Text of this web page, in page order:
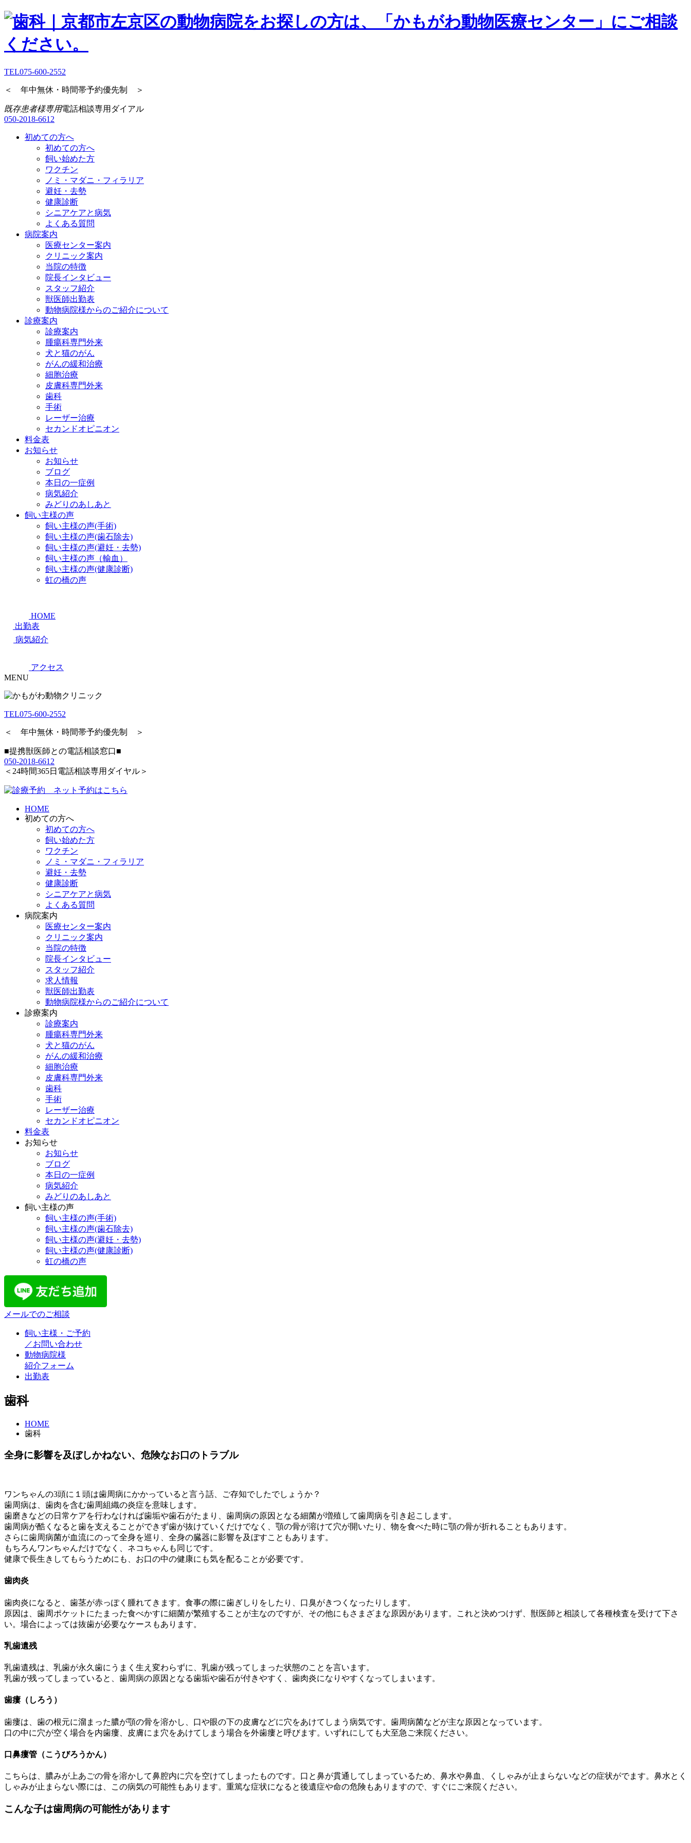
TEL075-600-2552
＜ 年中無休・時間帯予約優先制 ＞
既存患者様専用電話相談専用ダイアル
050-2018-6612
初めての方へ
初めての方へ
飼い始めた方
ワクチン
ノミ・マダニ・フィラリア
避妊・去勢
健康診断
シニアケアと病気
よくある質問
病院案内
医療センター案内
クリニック案内
当院の特徴
院長インタビュー
スタッフ紹介
獣医師出勤表
動物病院様からのご紹介について
診療案内
診療案内
腫瘍科専門外来
犬と猫のがん
がんの緩和治療
細胞治療
皮膚科専門外来
歯科
手術
レーザー治療
セカンドオピニオン
料金表
お知らせ
お知らせ
ブログ
本日の一症例
病気紹介
みどりのあしあと
飼い主様の声
飼い主様の声(手術)
飼い主様の声(歯石除去)
飼い主様の声(避妊・去勢)
飼い主様の声（輸血）
飼い主様の声(健康診断)
虹の橋の声
HOME
出勤表
病気紹介
アクセス
MENU
TEL075-600-2552
＜ 年中無休・時間帯予約優先制 ＞
■提携獣医師との電話相談窓口■
050-2018-6612
＜24時間365日電話相談専用ダイヤル＞
HOME
初めての方へ
初めての方へ
飼い始めた方
ワクチン
ノミ・マダニ・フィラリア
避妊・去勢
健康診断
シニアケアと病気
よくある質問
病院案内
医療センター案内
クリニック案内
当院の特徴
院長インタビュー
スタッフ紹介
求人情報
獣医師出勤表
動物病院様からのご紹介について
診療案内
診療案内
腫瘍科専門外来
犬と猫のがん
がんの緩和治療
細胞治療
皮膚科専門外来
歯科
手術
レーザー治療
セカンドオピニオン
料金表
お知らせ
お知らせ
ブログ
本日の一症例
病気紹介
みどりのあしあと
飼い主様の声
飼い主様の声(手術)
飼い主様の声(歯石除去)
飼い主様の声(避妊・去勢)
飼い主様の声(健康診断)
虹の橋の声
メールでのご相談
飼い主様・ご予約
／お問い合わせ
動物病院様
紹介フォーム
出勤表
歯科
HOME
歯科
全身に影響を及ぼしかねない、危険なお口のトラブル
ワンちゃんの3頭に１頭は歯周病にかかっていると言う話、ご存知でしたでしょうか？
歯周病は、歯肉を含む歯周組織の炎症を意味します。
歯磨きなどの日常ケアを行わなければ歯垢や歯石がたまり、歯周病の原因となる細菌が増殖して歯周病を引き起こします。
歯周病が酷くなると歯を支えることができず歯が抜けていくだけでなく、顎の骨が溶けて穴が開いたり、物を食べた時に顎の骨が折れることもあります。
さらに歯周病菌が血流にのって全身を巡り、 全身の臓器に影響を及ぼすこともあります。
もちろんワンちゃんだけでなく、ネコちゃんも同じです。
健康で長生きしてもらうためにも、お口の中の健康にも気を配ることが必要です。
歯肉炎
歯肉炎になると、歯茎が赤っぽく腫れてきます。食事の際に歯ぎしりをしたり、口臭がきつくなったりします。
原因は、歯周ポケットにたまった食べかすに細菌が繁殖することが主なのですが、その他にもさまざまな原因があります。これと決めつけず、獣医師と相談して各種検査を受けて下さ
い。場合によっては抜歯が必要なケースもあります。
乳歯遺残
乳歯遺残は、乳歯が永久歯にうまく生え変わらずに、乳歯が残ってしまった状態のことを言います。
乳歯が残ってしまっていると、歯周病の原因となる歯垢や歯石が付きやすく、歯肉炎になりやすくなってしまいます。
歯瘻（しろう）
歯瘻は、歯の根元に溜まった膿が顎の骨を溶かし、口や眼の下の皮膚などに穴をあけてしまう病気です。歯周病菌などが主な原因となっています。
口の中に穴が空く場合を内歯瘻、皮膚にま穴をあけてしまう場合を外歯瘻と呼びます。いずれにしても大至急ご来院ください。
口鼻瘻管（こうびろうかん）
こちらは、膿みが上あごの骨を溶かして鼻腔内に穴を空けてしまったものです。口と鼻が貫通してしまっているため、鼻水や鼻血、くしゃみが止まらないなどの症状がでます。鼻水とく
しゃみが止まらない際には、この病気の可能性もあります。重篤な症状になると後遺症や命の危険もありますので、すぐにご来院ください。
こんな子は歯周病の可能性があります